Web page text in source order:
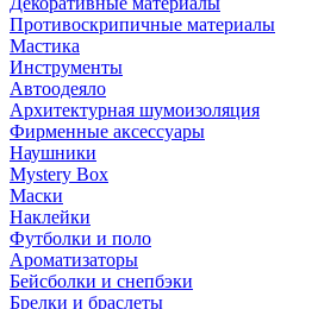
Противоскрипичные материалы
Мастика
Инструменты
Автоодеяло
Архитектурная шумоизоляция
Фирменные аксессуары
Наушники
Mystery Box
Маски
Наклейки
Футболки и поло
Ароматизаторы
Бейсболки и снепбэки
Брелки и браслеты